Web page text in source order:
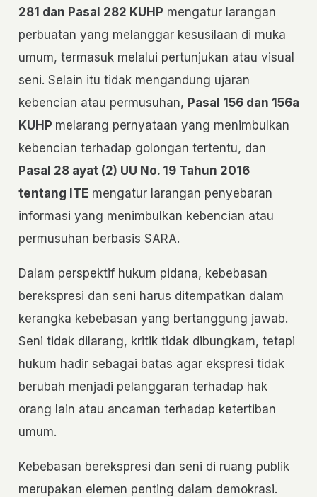
281 dan Pasal 282 KUHP mengatur larangan
perbuatan yang melanggar kesusilaan di muka
umum, termasuk melalui pertunjukan atau visual
seni. Selain itu tidak mengandung ujaran
kebencian atau permusuhan, Pasal 156 dan 156a
KUHP melarang pernyataan yang menimbulkan
kebencian terhadap golongan tertentu, dan
Pasal 28 ayat (2) UU No. 19 Tahun 2016
tentang ITEmengatur larangan penyebaran
informasi yang menimbulkan kebencian atau
permusuhan berbasis SARA.
Dalam perspektif hukum pidana, kebebasan
berekspresi dan seni harus ditempatkan dalam
kerangka kebebasan yang bertanggung jawab.
Seni tidak dilarang, kritik tidak dibungkam, tetapi
hukum hadir sebagai batas agar ekspresi tidak
berubah menjadi pelanggaran terhadap hak
orang lain atau ancaman terhadap ketertiban
umum.
Kebebasan berekspresi dan seni di ruang publik
merupakan elemen penting dalam demokrasi.